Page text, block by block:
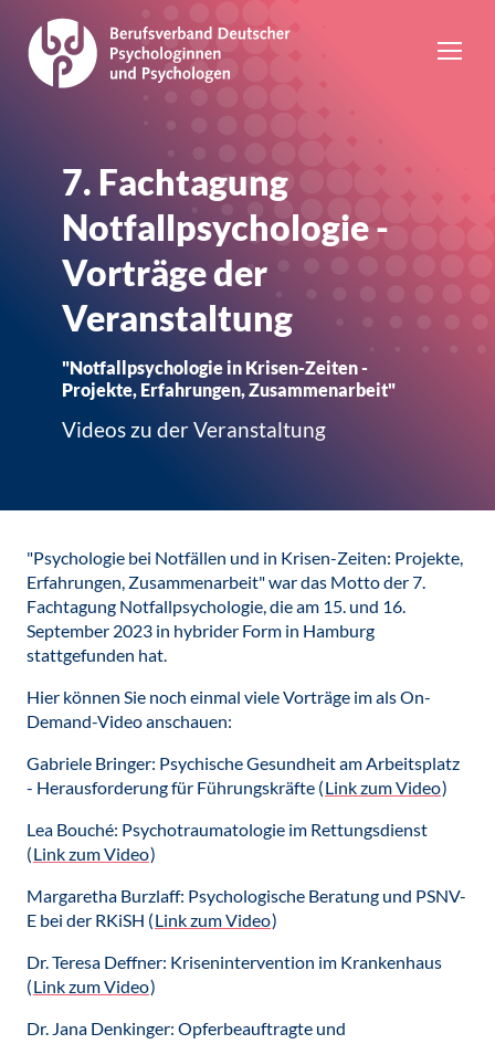
7. Fachtagung
Notfallpsychologie -
Vorträge der
Veranstaltung
"Notfallpsychologie in Krisen-Zeiten -
Projekte, Erfahrungen, Zusammenarbeit"
Videos zu der Veranstaltung
"Psychologie bei Notfällen und in Krisen-Zeiten: Projekte,
Erfahrungen, Zusammenarbeit" war das Motto der 7.
Fachtagung Notfallpsychologie, die am 15. und 16.
September 2023 in hybrider Form in Hamburg
stattgefunden hat.
Hier können Sie noch einmal viele Vorträge im als On-
Demand-Video anschauen:
Gabriele Bringer: Psychische Gesundheit am Arbeitsplatz
- Herausforderung für Führungskräfte (Link zum Video)
Lea Bouché: Psychotraumatologie im Rettungsdienst
(Link zum Video)
Margaretha Burzlaff: Psychologische Beratung und PSNV-
E bei der RKiSH (Link zum Video)
Dr. Teresa Deffner: Krisenintervention im Krankenhaus
(Link zum Video)
Dr. Jana Denkinger: Opferbeauftragte und